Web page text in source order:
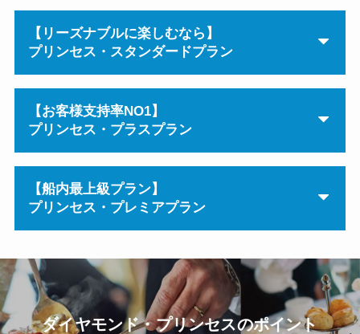
【リーズナブルに楽しむなら】
プリンセス・スタンダードプラン
【お客様支持率NO1】
プリンセス・プラスプラン
【船内最上級プラン】
プリンセス・プレミアプラン
ダイヤモンド・プリンセスのポイント